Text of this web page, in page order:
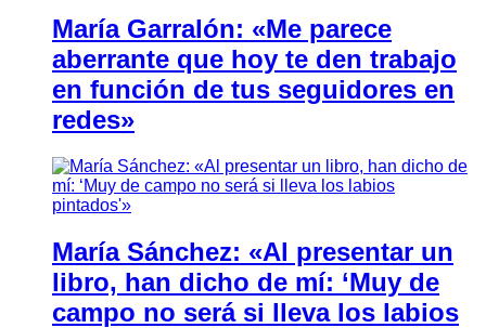
María Garralón: «Me parece
aberrante que hoy te den trabajo
en función de tus seguidores en
redes»
María Sánchez: «Al presentar un
libro, han dicho de mí: ‘Muy de
campo no será si lleva los labios